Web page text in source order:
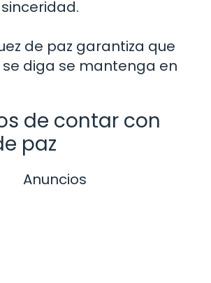
de paz garantiza que
diga se mantenga en
de contar con
paz
Anuncios